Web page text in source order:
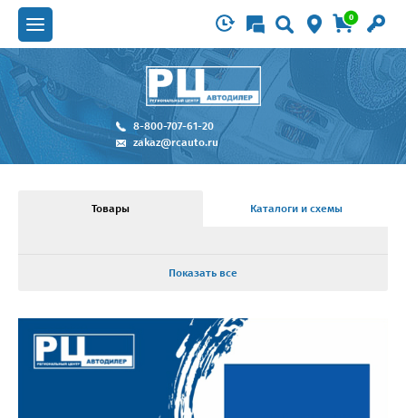
0
8-800-707-61-20
zakaz@rcauto.ru
Товары Каталоги и схемы
Показать все